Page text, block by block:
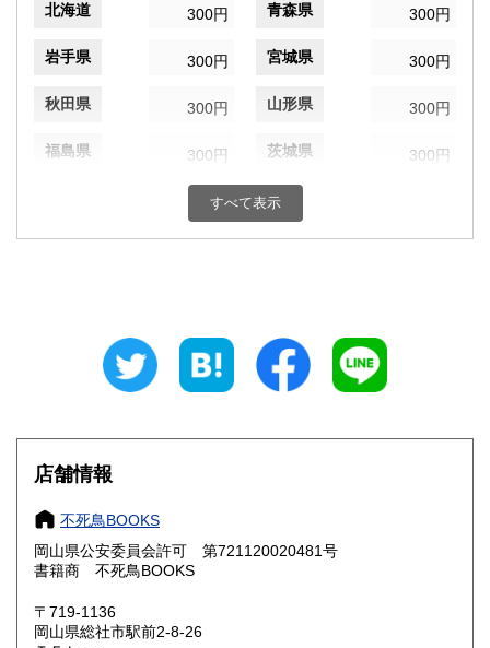
北海道 300円 青森県 300円
岩手県 300円 宮城県 300円
秋田県 300円 山形県 300円
福島県 300円 茨城県 300円
300円 群馬県
埼玉県 千葉県
300円 富山県
300円 福井県
300円 300円
岐阜県
愛知県
滋賀県 300円
大阪府 300円
すべて表示
店舗情報
不死鳥BOOKS
岡山県公安委員会許可 第721120020481号
書籍商 不死鳥BOOKS
〒719-1136
岡山県総社市駅前2-8-26